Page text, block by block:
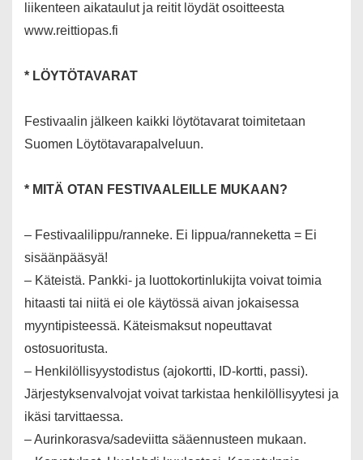
liikenteen aikataulut ja reitit löydät osoitteesta
www.reittiopas.fi
* LÖYTÖTAVARAT
Festivaalin jälkeen kaikki löytötavarat toimitetaan
Suomen Löytötavarapalveluun.
* MITÄ OTAN FESTIVAALEILLE MUKAAN?
– Festivaalilippu/ranneke. Ei lippua/ranneketta = Ei
sisäänpääsyä!
– Käteistä. Pankki- ja luottokortinlukijta voivat toimia
hitaasti tai niitä ei ole käytössä aivan jokaisessa
myyntipisteessä. Käteismaksut nopeuttavat
ostosuoritusta.
– Henkilöllisyystodistus (ajokortti, ID-kortti, passi).
Järjestyksenvalvojat voivat tarkistaa henkilöllisyytesi ja
ikäsi tarvittaessa.
– Aurinkorasva/sadeviitta sääennusteen mukaan.